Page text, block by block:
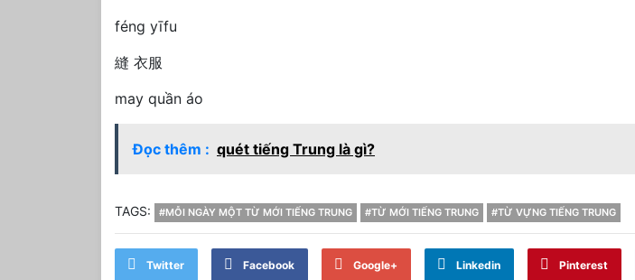
féng yīfu
縫 衣服
may quần áo
Đọc thêm : quét tiếng Trung là gì?
TAGS: #MỖI NGÀY MỘT TỪ MỚI TIẾNG TRUNG #TỪ MỚI TIẾNG TRUNG #TỪ VỰNG TIẾNG TRUNG
Twitter Facebook Google+ Linkedin Pinterest